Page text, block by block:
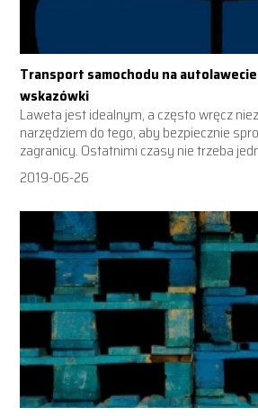
Transport samochodu na
wskazówki
Laweta jest idealnym, a często wręcz
narzędziem do tego, aby bezpiecznie
zagranicy. Ostatnimi czasy nie trzeba
2019-06-26